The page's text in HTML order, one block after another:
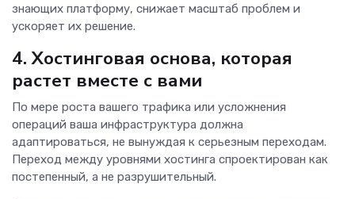
знающих платформу, снижает масштаб проблем и
ускоряет их решение.
4. Хостинговая основа, которая
растет вместе с вами
По мере роста вашего трафика или усложнения
операций ваша инфраструктура должна
адаптироваться, не вынуждая к серьезным переходам.
Переход между уровнями хостинга спроектирован как
постепенный, а не разрушительный.